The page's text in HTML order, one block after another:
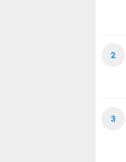
2
3